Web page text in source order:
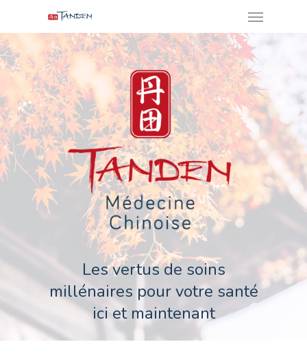
main
content
Les vertus de soins
millénaires pour votre santé
ici et maintenant